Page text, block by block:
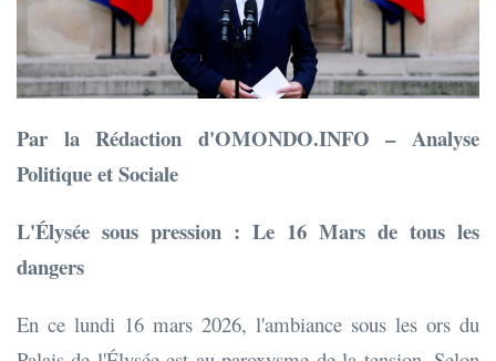
Par la Rédaction d'OMONDO.INFO – Analyse
Politique et Sociale
L'Élysée sous pression : Le 16 Mars de tous les
dangers
En ce lundi 16 mars 2026, l'ambiance sous les ors du